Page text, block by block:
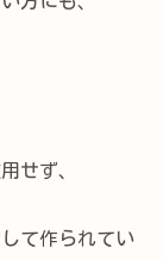
せず、
て作られてい